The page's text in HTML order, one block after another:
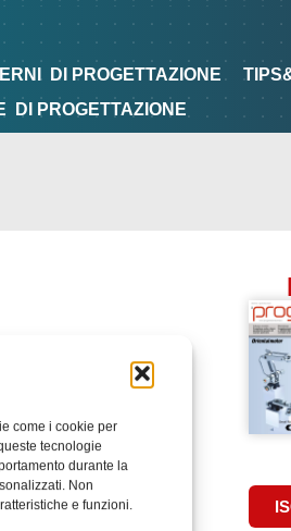
come i cookie per
tecnologie
durante la
Non
e funzioni.
METODOLOGIE DI
DI PROGETTAZIONE
DI PROGETTAZIONE